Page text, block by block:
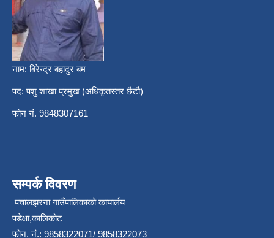
नाम: बिरेन्द्र बहादुर बम
पद: पशु शाखा प्रमुख (अधिकृतस्तर छैटौ)
फोन नं. 9848307161
सम्पर्क विवरण
पचालझरना गाउँपालिकाको कायार्लय
पडेक्षा,कालिकोट
फोन. नं.: 9858322071/ 9858322073